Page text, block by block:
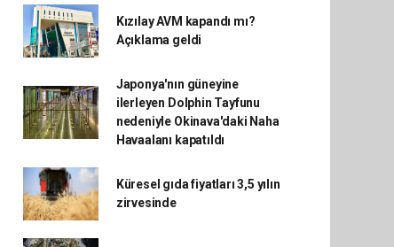
Kızılay AVM kapandı mı?
Açıklama geldi
Japonya'nın güneyine
ilerleyen Dolphin Tayfunu
nedeniyle Okinava'daki Naha
Havaalanı kapatıldı
Küresel gıda fiyatları 3,5 yılın
zirvesinde